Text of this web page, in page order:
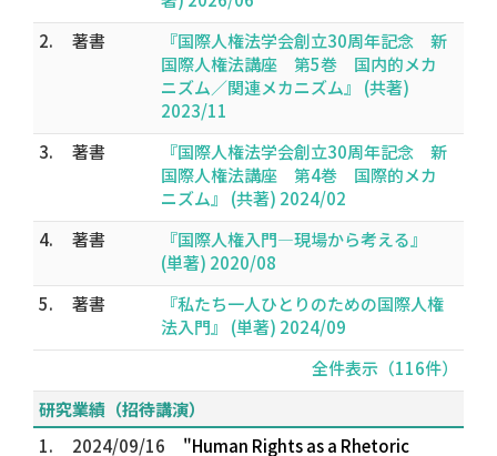
2.
著書
『国際人権法学会創立30周年記念 新
国際人権法講座 第5巻 国内的メカ
ニズム／関連メカニズム』 (共著)
2023/11
3.
著書
『国際人権法学会創立30周年記念 新
国際人権法講座 第4巻 国際的メカ
ニズム』 (共著) 2024/02
4.
著書
『国際人権入門―現場から考える』
(単著) 2020/08
5.
著書
『私たち一人ひとりのための国際人権
法入門』 (単著) 2024/09
全件表示（116件）
研究業績（招待講演）
1.
2024/09/16
"Human Rights as a Rhetoric